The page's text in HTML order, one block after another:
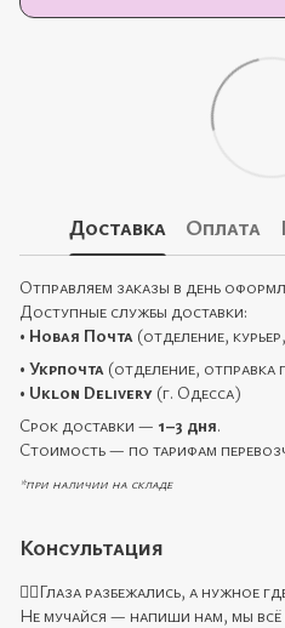
Доставка Оплата
Отправляем заказы в день
Доступные службы доставки:
• Новая Почта (отделение,
• Укрпочта (отделение, отправка
• Uklon Delivery (г. Одесса)
Срок доставки — 1–3 дня.
Стоимость — по тарифам
*при наличии на складе
Консультация
🙋‍♀️Глаза разбежались, а нужное
Не мучайся — напиши нам, мы всё